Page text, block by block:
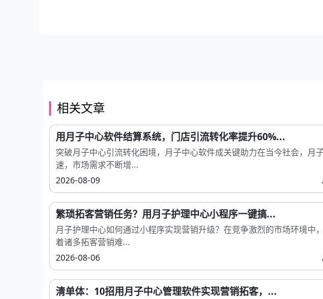
相关文章
用月子中心软件结算系统，门店引流转化率提升60%...
突破月子中心引流转化困境，月子中心软件成关键助力在当今社会，月
速，市场需求不断增...
2026-08-09
繁琐拓客营销任务？用月子护理中心小程序一键搞...
月子护理中心如何通过小程序实现营销升级？在竞争激烈的市场环境中
着诸多拓客营销难...
2026-08-06
清单体：10招用月子中心管理软件实现营销拓客，...